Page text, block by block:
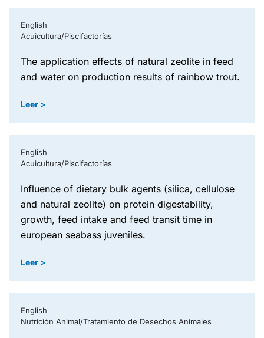
English
Acuicultura/Piscifactorías
the application effects of natural zeolite in feed
and water on production results of rainbow trout.
Leer >
English
Acuicultura/Piscifactorías
influence of dietary bulk agents (silica, cellulose
and natural zeolite) on protein digestability,
growth, feed intake and feed transit time in
european seabass juveniles.
Leer >
English
Nutrición Animal/Tratamiento de Desechos Animales